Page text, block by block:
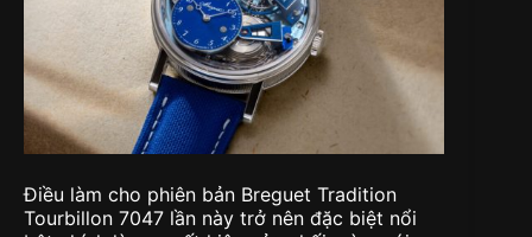
Điều làm cho phiên bản Breguet Tradition
Tourbillon 7047 lần này trở nên đặc biệt nổi